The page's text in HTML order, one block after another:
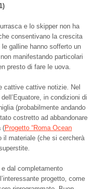
e lo skipper non ha
consentivano la crescita
galline hanno sofferto un
manifestando particolari
presto di fare le uova.
cattive cattive notizie. Nel
in condizioni di
(probabilmente andando
costretto ad abbandonare
(Progetto “Roma Ocean
il materiale (che si cercherà
dal completamento
progetto, come